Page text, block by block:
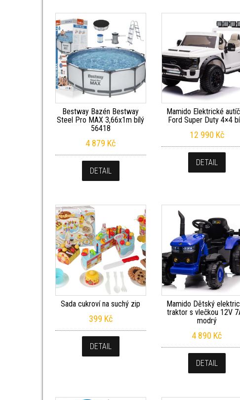
Bestway Bazén Bestway
Steel Pro MAX 3,66x1m bílý
56418
4 879 Kč
DETAIL
Mamido Elektrické
Ford Super Duty 4×4
12 990 Kč
DETAIL
Sada cukroví na suchý zip
399 Kč
DETAIL
Mamido Dětský
traktor s vlečkou 12V
modrý
4 890 Kč
DETAIL